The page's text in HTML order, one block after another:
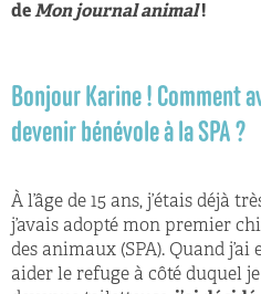
deMon journal animal!
Bonjour Karine ! Comment
devenir bénévole à la SPA ?
À l’âge de 15 ans, j’étais déjà
j’avais adopté mon premier
des animaux (SPA). Quand j’ai
aider le refuge à côté duquel